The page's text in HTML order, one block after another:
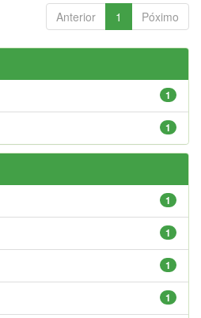
Anterior 1 Póximo
1
1
1
1
1
1